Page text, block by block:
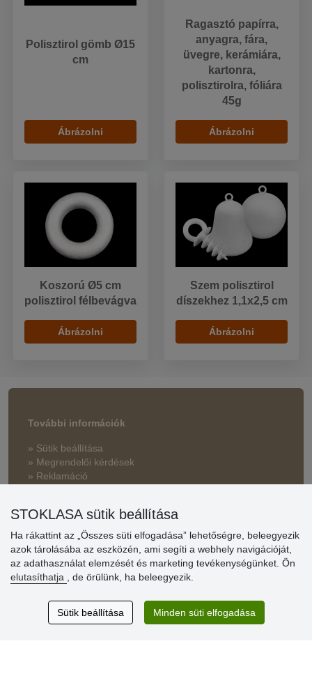
Polisztirol gömb Ø15
cm
Ábrázolni
Ragasztó papírra,
anyagra, fára,
üvegre, kerámiára,
kartonra,
polisztirolra, fóliára
45g
Ábrázolni
Koszorú Ø5 cm
polisztirol félbevágva
Ábrázolni
Szem polisztirol
díszekhez 1,1x2,5 cm
Ábrázolni
További információk
» Sütik beállítása
» Megrendelői kérdések
» Reklamáció
» Kedvezmények és jutalmak nagykereskedelmi
vásárlóinknak
» Súgó
Vásárlók
értékelése
STOKLASA sütik beállítása
Ha rákattint az „Összes süti elfogadása” lehetőségre, beleegyezik
azok tárolásába az eszközén, ami segíti a webhely navigációját,
az adathasználat elemzését és marketing tevékenységünket. Ön
elutasíthatja
, de örülünk, ha beleegyezik.
Sütik beállítása Minden süti elfogadása